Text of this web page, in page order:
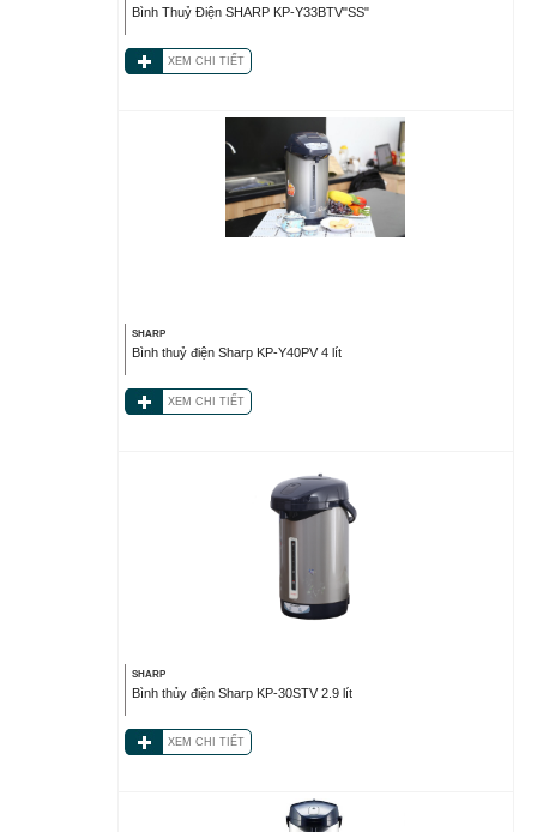
Bình Thuỷ Điện SHARP KP-Y33BTV"SS"
XEM CHI TIẾT
SHARP
Bình thuỷ điện Sharp KP-Y40PV 4 lít
XEM CHI TIẾT
SHARP
Bình thủy điện Sharp KP-30STV 2.9 lít
XEM CHI TIẾT